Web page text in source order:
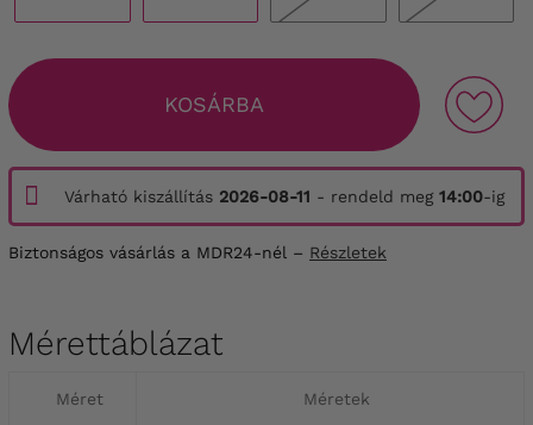
KOSÁRBA
Várható kiszállítás 2026-08-11 - rendeld meg 14:00-ig
Biztonságos vásárlás a MDR24-nél – Részletek
Mérettáblázat
Méret Méretek